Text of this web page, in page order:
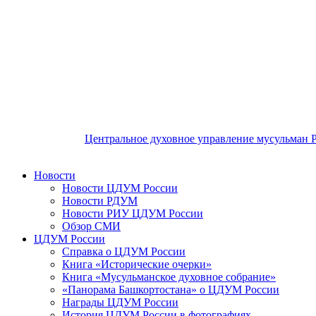
Центральное духовное управление мусульман
Новости
Новости ЦДУМ России
Новости РДУМ
Новости РИУ ЦДУМ России
Обзор СМИ
ЦДУМ России
Справка о ЦДУМ России
Книга «Исторические очерки»
Книга «Мусульманское духовное собрание»
«Панорама Башкортостана» о ЦДУМ России
Награды ЦДУМ России